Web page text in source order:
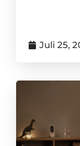
Juli 25,